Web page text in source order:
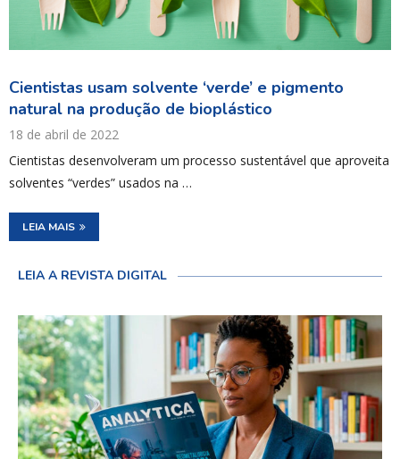
Cientistas usam solvente ‘verde’ e pigmento
natural na produção de bioplástico
18 de abril de 2022
Cientistas desenvolveram um processo sustentável que aproveita
solventes “verdes” usados na …
LEIA MAIS
LEIA A REVISTA DIGITAL